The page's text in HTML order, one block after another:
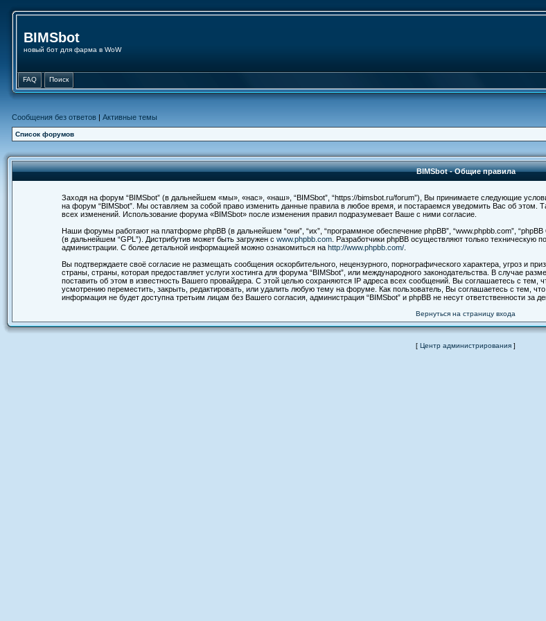
BIMSbot
новый бот для фарма в WoW
FAQ Поиск
Сообщения без ответов | Активные темы
Список форумов
BIMSbot - Общие правила
Заходя на форум “BIMSbot” (в дальнейшем «мы», «нас», «наш», “BIMSbot”, “https://bimsbot.ru/forum”), Вы принимаете следующие
на форум “BIMSbot”. Мы оставляем за собой право изменить данные правила в любое время, и постараемся уведомить Вас об
всех изменений. Использование форума «BIMSbot» после изменения правил подразумевает Ваше с ними согласие.
Наши форумы работают на платформе phpBB (в дальнейшем “они”, “их”, “программное обеспечение phpBB”, “www.phpbb.com”,
(в дальнейшем “GPL”). Дистрибутив может быть загружен с www.phpbb.com . Разработчики phpBB осуществляют только
администрации. С более детальной информацией можно ознакомиться на http://www.phpbb.com/
Вы подтверждаете своё согласие не размещать сообщения оскорбительного, нецензурного, порнографического характера, угроз и
страны, страны, которая предоставляет услуги хостинга для форума “BIMSbot”, или международного законодательства. В случае
поставить об этом в известность Вашего провайдера. С этой целью сохраняются IP адреса всех сообщений. Вы соглашаетесь с тем,
усмотрению переместить, закрыть, редактировать, или удалить любую тему на форуме. Как пользователь, Вы соглашаетесь с тем,
информация не будет доступна третьим лицам без Вашего согласия, администрация “BIMSbot” и phpBB не несут ответственности за
Вернуться на страницу входа
[ Центр администрирования ]